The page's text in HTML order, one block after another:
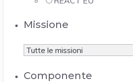
Missione
Componente